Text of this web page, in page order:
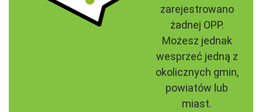
zarejestrowano
żadnej OPP.
Możesz jednak
wesprzeć jedną z
okolicznych gmin,
powiatów lub
miast.